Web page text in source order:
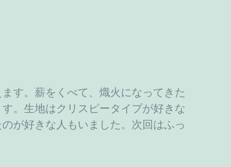
す。薪をくべて、熾火になってきた
。生地はクリスピータイプが好きな
が好きな人もいました。次回はふっ